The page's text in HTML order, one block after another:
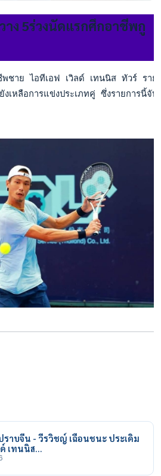
าง 5ร่วงนัดแรกศึกอาชีพกู
ชาย ไอทีเอฟ เวิลด์ เทนนิส ทัวร์ รา
งเหลือการแข่งประเภทคู่ ซึ่งรายการ
าบจีน - วีรวิชญ์ เฉือนชนะ ประเดิม
เทนนิส…